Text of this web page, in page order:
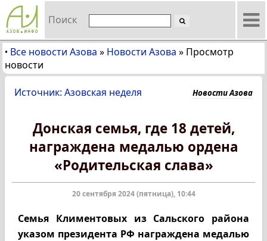
Поиск
• Все новости Азова » Новости Азова » Просмотр
новости
Источник: Азовская неделя Новости Азова
Донская семья, где 18 детей,
награждена медалью ордена
«Родительская слава»
20 сентября 2024 (пятница), 10:44
Семья Климентовых из Сальского района
указом президента РФ награждена медалью